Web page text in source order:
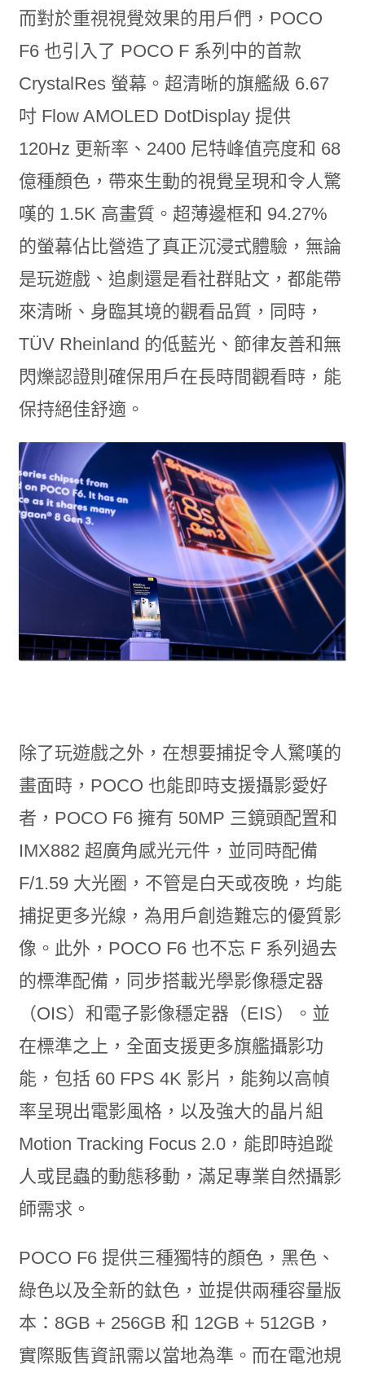
而對於重視視覺效果的用戶們，POCO
F6 也引入了 POCO F 系列中的首款
CrystalRes 螢幕。超清晰的旗艦級 6.67
吋 Flow AMOLED DotDisplay 提供
120Hz 更新率、2400 尼特峰值亮度和 68
億種顏色，帶來生動的視覺呈現和令人驚
嘆的 1.5K 高畫質。超薄邊框和 94.27%
的螢幕佔比營造了真正沉浸式體驗，無論
是玩遊戲、追劇還是看社群貼文，都能帶
來清晰、身臨其境的觀看品質，同時，
TÜV Rheinland 的低藍光、節律友善和無
閃爍認證則確保用戶在長時間觀看時，能
保持絕佳舒適。
除了玩遊戲之外，在想要捕捉令人驚嘆的
畫面時，POCO 也能即時支援攝影愛好
者，POCO F6 擁有 50MP 三鏡頭配置和
IMX882 超廣角感光元件，並同時配備
F/1.59 大光圈，不管是白天或夜晚，均能
捕捉更多光線，為用戶創造難忘的優質影
像。此外，POCO F6 也不忘 F 系列過去
的標準配備，同步搭載光學影像穩定器
（OIS）和電子影像穩定器（EIS）。並
在標準之上，全面支援更多旗艦攝影功
能，包括 60 FPS 4K 影片，能夠以高幀
率呈現出電影風格，以及強大的晶片組
Motion Tracking Focus 2.0，能即時追蹤
人或昆蟲的動態移動，滿足專業自然攝影
師需求。
POCO F6 提供三種獨特的顏色，黑色、
綠色以及全新的鈦色，並提供兩種容量版
本：8GB + 256GB 和 12GB + 512GB，
實際販售資訊需以當地為準。而在電池規